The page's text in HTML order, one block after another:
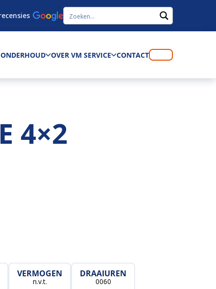
OVER VM SERVICE CONTACT
4×2
VERMOGEN
n.v.t.
DRAAIUREN
0060